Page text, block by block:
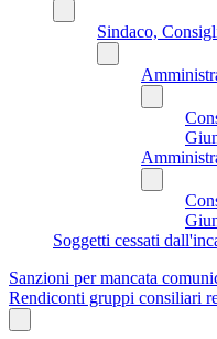
Sindaco,
Soggetti cessati
Sanzioni per mancata
Rendiconti gruppi consiliari